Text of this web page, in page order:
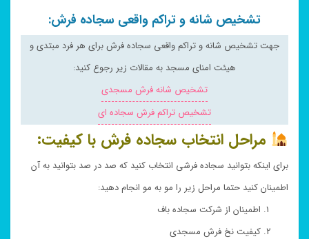
تشخیص شانه و تراکم واقعی سجاده فرش:
جهت تشخیص شانه و تراکم واقعی سجاده فرش برای هر فرد مبتدی و
هیئت امنای مسجد به مقالات زیر رجوع کنید:
تشخیص شانه فرش مسجدی
تشخیص تراکم فرش سجاده ای
مراحل انتخاب سجاده فرش با کیفیت:
برای اینکه بتوانید سجاده فرشی انتخاب کنید که صد در صد بتوانید به آن
اطمینان کنید حتما مراحل زیر را مو به مو انجام دهید:
اطمینان از شرکت سجاده باف
کیفیت نخ فرش مسجدی